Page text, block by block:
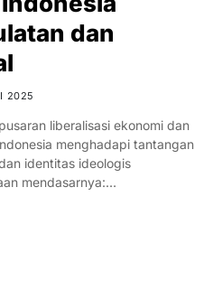
dan
2025
liberalisasi ekonomi dan
menghadapi tantangan
identitas ideologis
mendasarnya:…